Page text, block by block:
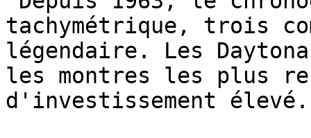
tachymétrique, trois
légendaire. Les
les montres les plus
d'investissement élevé.